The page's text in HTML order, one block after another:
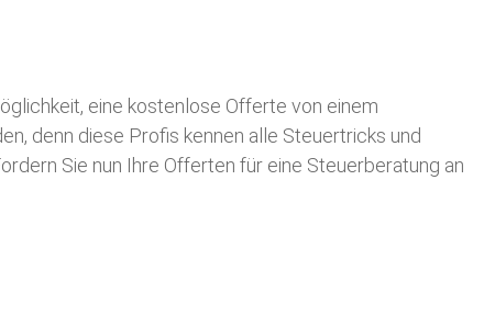
eine kostenlose Offerte von einem
denn diese Profis kennen alle Steuertricks und
Sie nun Ihre Offerten für eine Steuerberatung an